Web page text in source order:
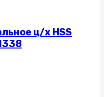
ц/х HSS